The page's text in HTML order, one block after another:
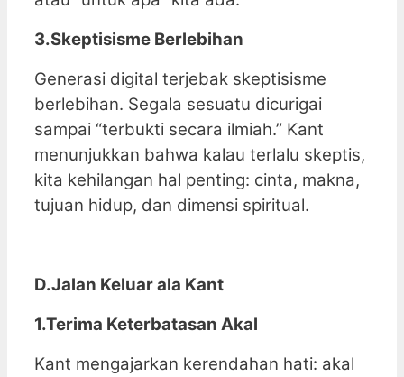
3.Skeptisisme Berlebihan
Generasi digital terjebak skeptisisme
berlebihan. Segala sesuatu dicurigai
sampai “terbukti secara ilmiah.” Kant
menunjukkan bahwa kalau terlalu skeptis,
kita kehilangan hal penting: cinta, makna,
tujuan hidup, dan dimensi spiritual.
D.Jalan Keluar ala Kant
1.Terima Keterbatasan Akal
Kant mengajarkan kerendahan hati: akal